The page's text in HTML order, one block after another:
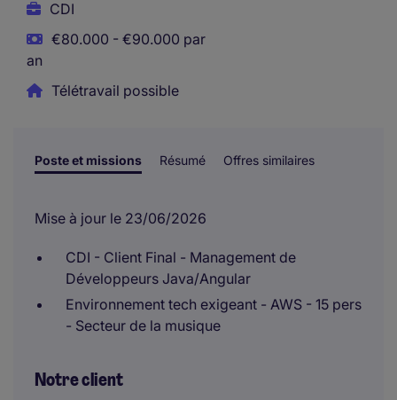
CDI
€80.000 - €90.000 par
an
Télétravail possible
Poste et missions Résumé Offres similaires
Mise à jour le 23/06/2026
CDI - Client Final - Management de
Développeurs Java/Angular
Environnement tech exigeant - AWS - 15 pers
- Secteur de la musique
Notre client